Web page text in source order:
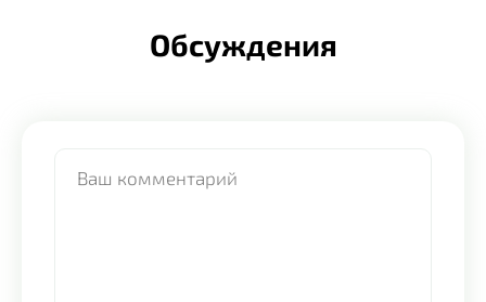
Обсуждения